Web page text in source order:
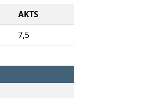
AKTS
7,5